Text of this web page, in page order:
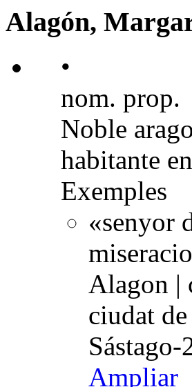
Alagón,
•
nom. prop.
Noble
habitante
Exemples
«senyor
Alagon |
ciudat
Ampliar